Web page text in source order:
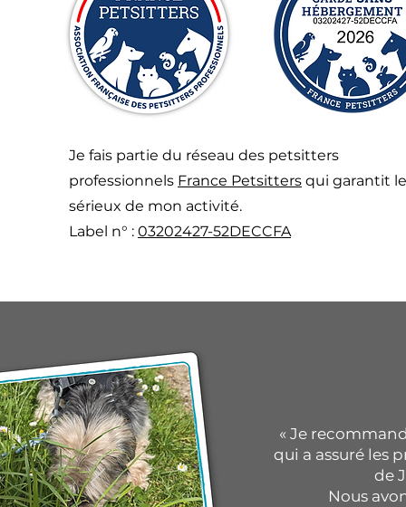
Je fais partie du réseau des petsitters
professionnels France Petsitters qui garantit le
sérieux de mon activité.
Label n° : 03202427-52DECCFA
« Je
qui a assuré les
de
Nous